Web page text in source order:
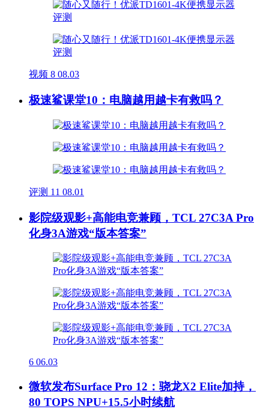
视频 8 08.03
极速鲨课堂10：电脑越用越卡有救吗？
评测 11 08.01
影院级观影+高能电竞兼顾，TCL 27C3A Pro
化身3A游戏“版本答案”
6 06.03
微软发布Surface Pro 12：骁龙X2 Elite加持，
80 TOPS NPU+15.5小时续航